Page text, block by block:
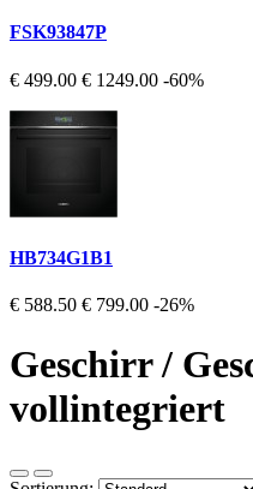
FSK93847P
€ 499.00 € 1249.00 -60%
HB734G1B1
€ 588.50 € 799.00 -26%
Geschirr /
vollintegriert